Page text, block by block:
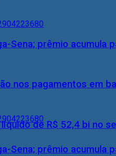
Sena; prêmio acumula
Sena; prêmio acumula
nos pagamentos em
de R$ 52,4 bi no